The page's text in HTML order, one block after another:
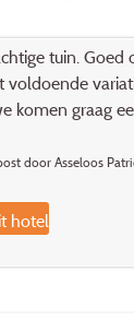
tuin. Goed
voldoende
komen graag
door Asseloos
hotel